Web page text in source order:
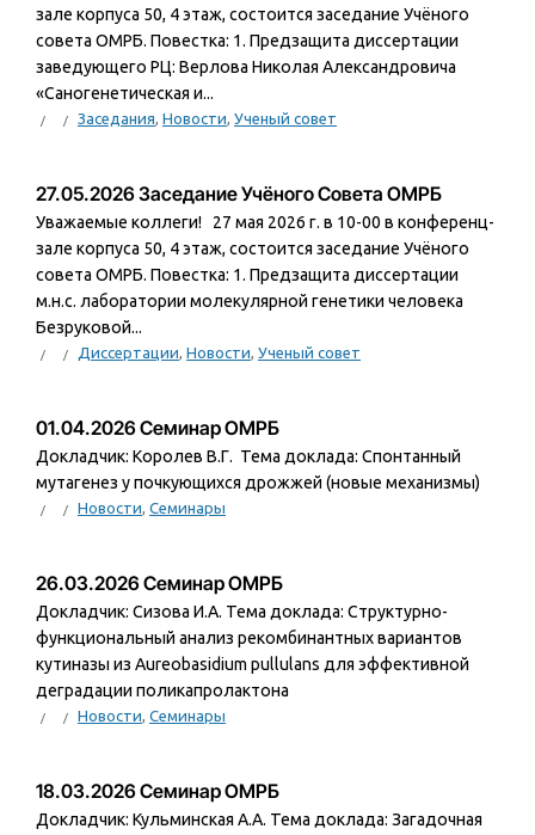
зале корпуса 50, 4 этаж, состоится заседание Учёного
совета ОМРБ. Повестка: 1. Предзащита диссертации
заведующего РЦ: Верлова Николая Александровича
«Саногенетическая и...
Заседания, Новости, Ученый совет
27.05.2026 Заседание Учёного Совета ОМРБ
Уважаемые коллеги! 27 мая 2026 г. в 10-00 в конференц-
зале корпуса 50, 4 этаж, состоится заседание Учёного
совета ОМРБ. Повестка: 1. Предзащита диссертации
м.н.с. лаборатории молекулярной генетики человека
Безруковой...
Диссертации, Новости, Ученый совет
01.04.2026 Семинар ОМРБ
Докладчик: Королев В.Г. Тема доклада: Спонтанный
мутагенез у почкующихся дрожжей (новые механизмы)
Новости, Семинары
26.03.2026 Семинар ОМРБ
Докладчик: Сизова И.А. Тема доклада: Структурно-
функциональный анализ рекомбинантных вариантов
кутиназы из Aureobasidium pullulans для эффективной
деградации поликапролактона
Новости, Семинары
18.03.2026 Семинар ОМРБ
Докладчик: Кульминская А.А. Тема доклада: Загадочная